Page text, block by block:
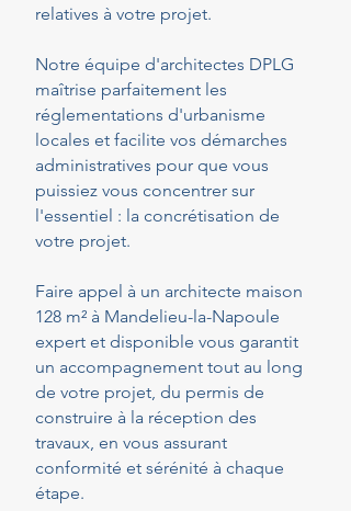
relatives à votre projet.
Notre équipe d'architectes DPLG
maîtrise parfaitement les
réglementations d'urbanisme
locales et facilite vos démarches
administratives pour que vous
puissiez vous concentrer sur
l'essentiel : la concrétisation de
votre projet.
Faire appel à un architecte maison
128 m² à Mandelieu-la-Napoule
expert et disponible vous garantit
un accompagnement tout au long
de votre projet, du permis de
construire à la réception des
travaux, en vous assurant
conformité et sérénité à chaque
étape.